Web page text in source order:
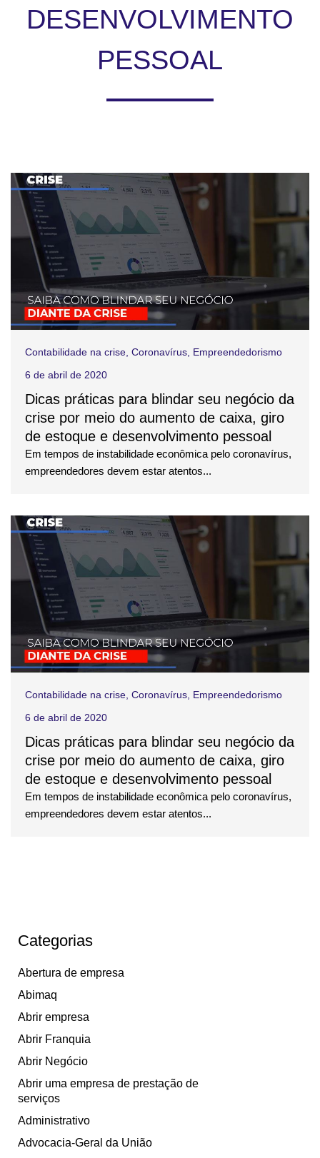
DESENVOLVIMENTO
PESSOAL
Contabilidade na crise, Coronavírus, Empreendedorismo
6 de abril de 2020
Dicas práticas para blindar seu negócio da
crise por meio do aumento de caixa, giro
de estoque e desenvolvimento pessoal
Em tempos de instabilidade econômica pelo coronavírus,
empreendedores devem estar atentos...
Contabilidade na crise, Coronavírus, Empreendedorismo
6 de abril de 2020
Dicas práticas para blindar seu negócio da
crise por meio do aumento de caixa, giro
de estoque e desenvolvimento pessoal
Em tempos de instabilidade econômica pelo coronavírus,
empreendedores devem estar atentos...
Categorias
Abertura de empresa
Abimaq
Abrir empresa
Abrir Franquia
Abrir Negócio
Abrir uma empresa de prestação de
serviços
Administrativo
Advocacia-Geral da União